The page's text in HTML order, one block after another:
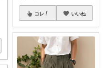
コレ いいね